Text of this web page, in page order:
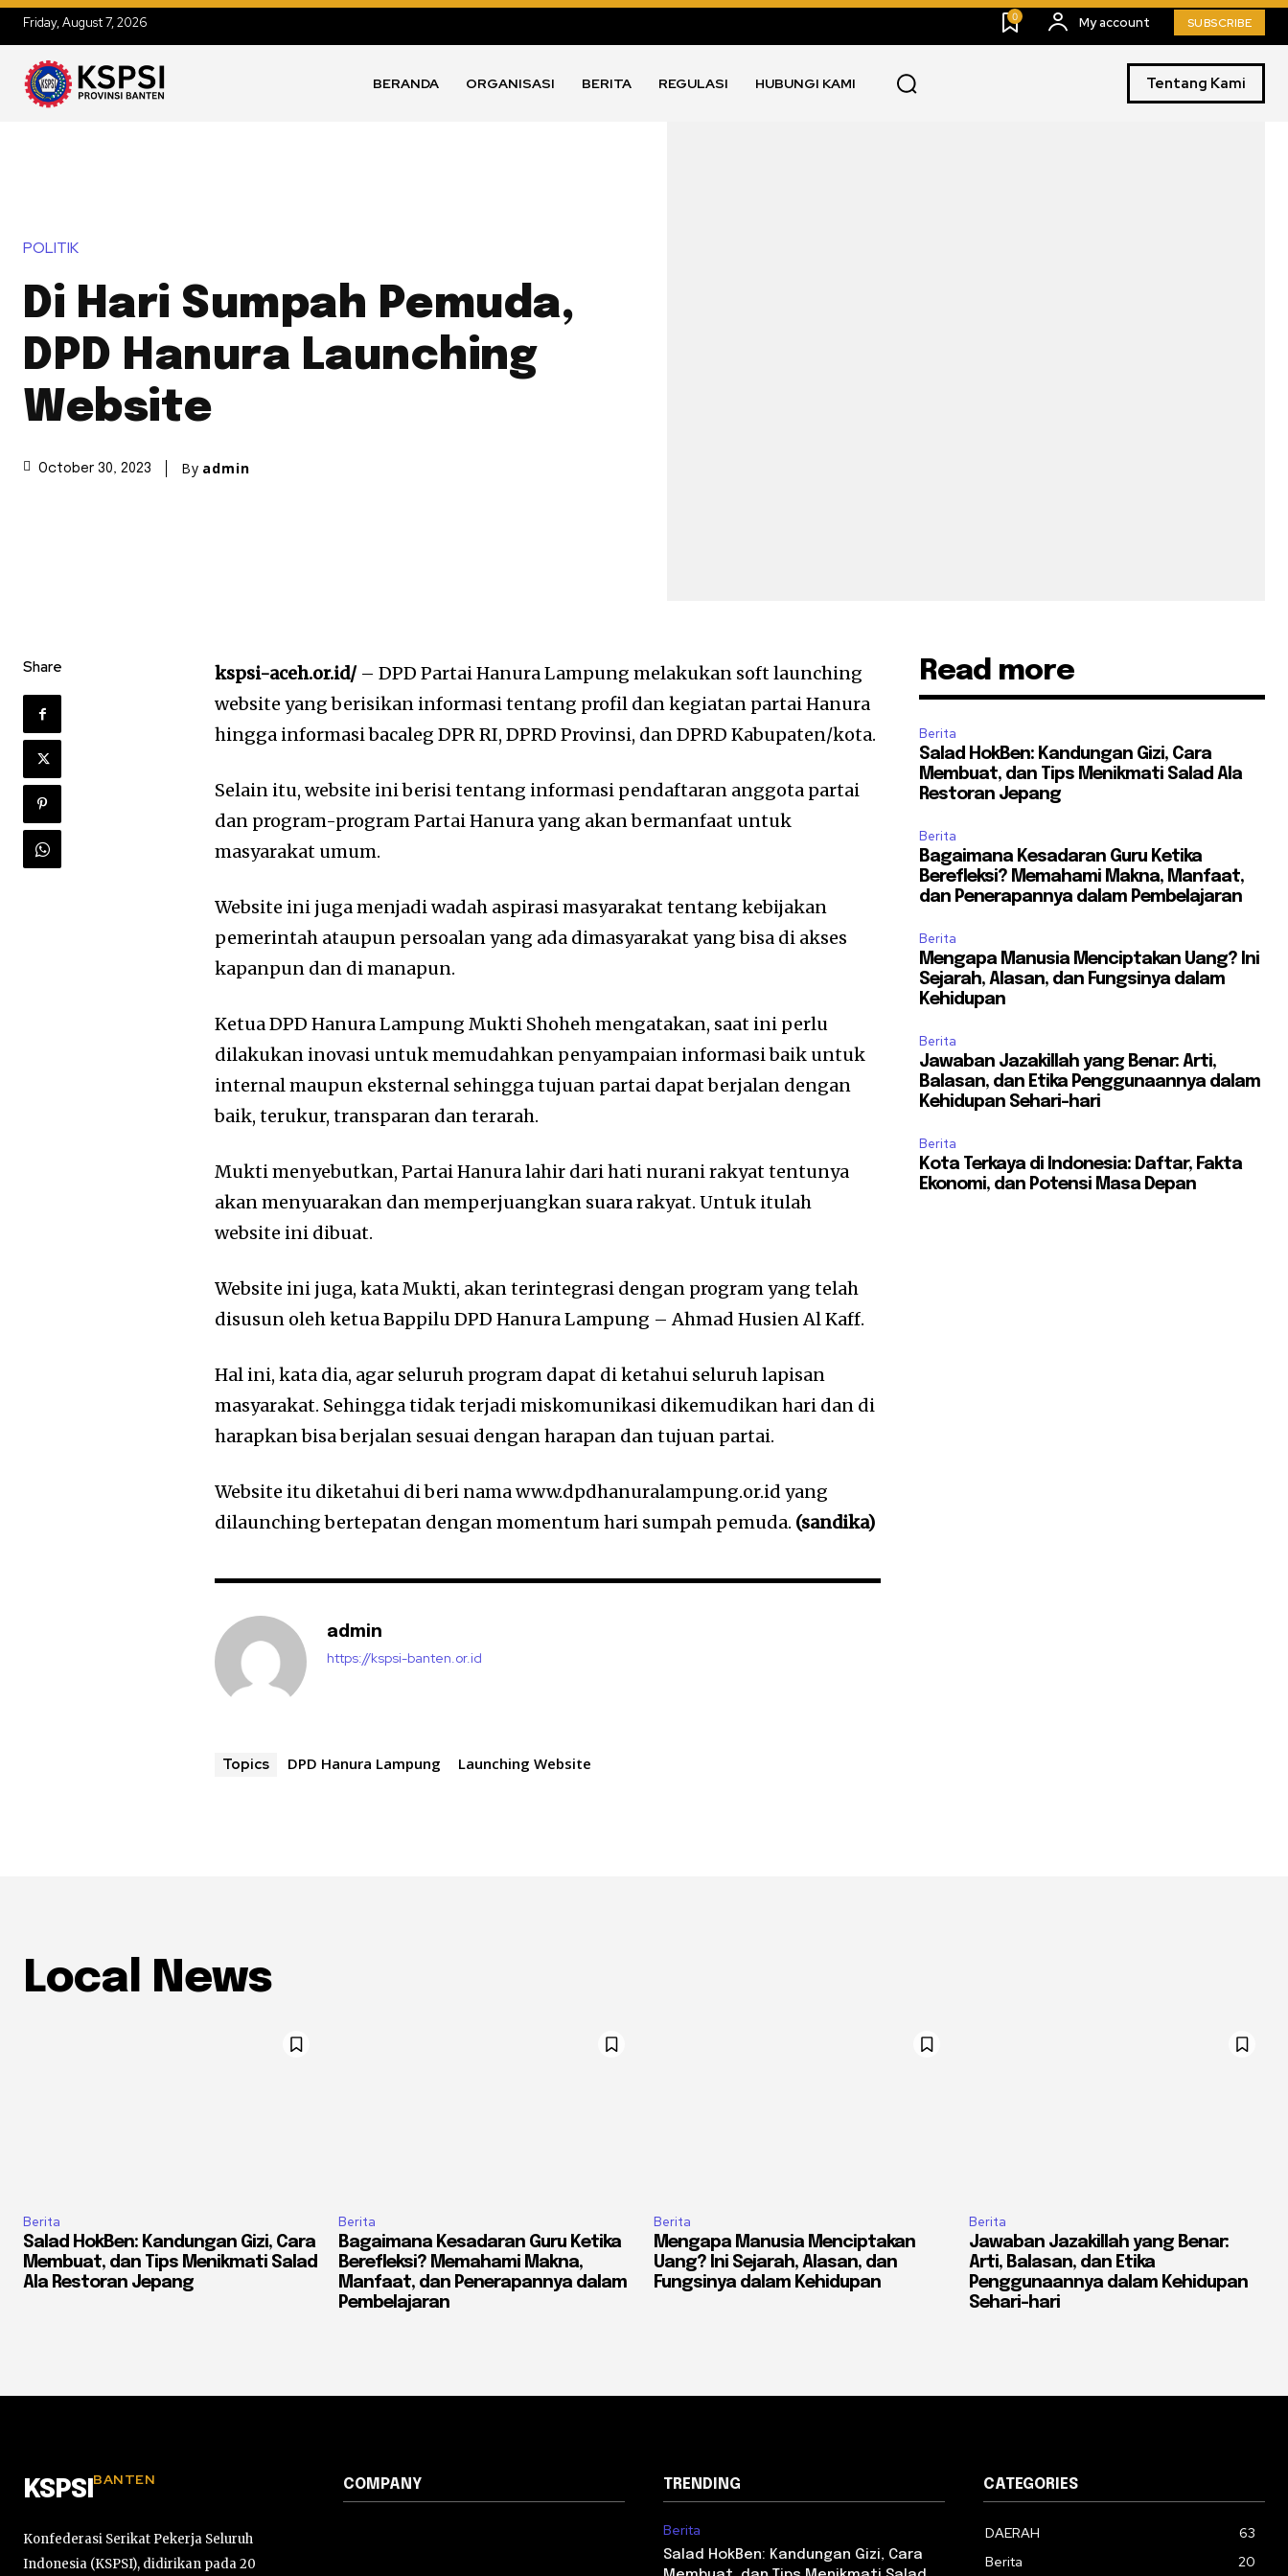
Friday, August 7, 2026 0 My account SUBSCRIBE
BERANDA ORGANISASI BERITA REGULASI HUBUNGI KAMI Tentang Kami
POLITIK
Di Hari Sumpah Pemuda,
DPD Hanura Launching
Website
October 30, 2023 By admin
Share kspsi-aceh.or.id/– DPD Partai Hanura Lampung melakukan soft launching
website yang berisikan informasi tentang profil dan kegiatan partai Hanura
hingga informasi bacaleg DPR RI, DPRD Provinsi, dan DPRD Kabupaten/kota.
Selain itu, website ini berisi tentang informasi pendaftaran anggota partai
dan program-program Partai Hanura yang akan bermanfaat untuk
masyarakat umum.
Website ini juga menjadi wadah aspirasi masyarakat tentang kebijakan
pemerintah ataupun persoalan yang ada dimasyarakat yang bisa di akses
kapanpun dan di manapun.
Ketua DPD Hanura Lampung Mukti Shoheh mengatakan, saat ini perlu
dilakukan inovasi untuk memudahkan penyampaian informasi baik untuk
internal maupun eksternal sehingga tujuan partai dapat berjalan dengan
baik, terukur, transparan dan terarah.
Mukti menyebutkan, Partai Hanura lahir dari hati nurani rakyat tentunya
akan menyuarakan dan memperjuangkan suara rakyat. Untuk itulah
website ini dibuat.
Website ini juga, kata Mukti, akan terintegrasi dengan program yang telah
disusun oleh ketua Bappilu DPD Hanura Lampung – Ahmad Husien Al Kaff.
Hal ini, kata dia, agar seluruh program dapat di ketahui seluruh lapisan
masyarakat. Sehingga tidak terjadi miskomunikasi dikemudikan hari dan di
harapkan bisa berjalan sesuai dengan harapan dan tujuan partai.
Website itu diketahui di beri nama www.dpdhanuralampung.or.id yang
dilaunching bertepatan dengan momentum hari sumpah pemuda. (sandika)
admin
https://kspsi-banten.or.id
Topics DPD Hanura Lampung Launching Website
Read more
Berita
Salad HokBen: Kandungan Gizi, Cara
Membuat, dan Tips Menikmati Salad Ala
Restoran Jepang
Berita
Bagaimana Kesadaran Guru Ketika
Berefleksi? Memahami Makna, Manfaat,
dan Penerapannya dalam Pembelajaran
Berita
Mengapa Manusia Menciptakan Uang? Ini
Sejarah, Alasan, dan Fungsinya dalam
Kehidupan
Berita
Jawaban Jazakillah yang Benar: Arti,
Balasan, dan Etika Penggunaannya dalam
Kehidupan Sehari-hari
Berita
Kota Terkaya di Indonesia: Daftar, Fakta
Ekonomi, dan Potensi Masa Depan
Local News
Berita
Salad HokBen: Kandungan Gizi, Cara
Membuat, dan Tips Menikmati Salad
Ala Restoran Jepang
Berita
Bagaimana Kesadaran Guru Ketika
Berefleksi? Memahami Makna,
Manfaat, dan Penerapannya dalam
Pembelajaran
Berita
Mengapa Manusia Menciptakan
Uang? Ini Sejarah, Alasan, dan
Fungsinya dalam Kehidupan
Berita
Jawaban Jazakillah yang Benar:
Arti, Balasan, dan Etika
Penggunaannya dalam Kehidupan
Sehari-hari
KSPSI BANTEN
Konfederasi Serikat Pekerja Seluruh
Indonesia (KSPSI), didirikan pada 20
COMPANY TRENDING
Berita
Salad HokBen: Kandungan Gizi, Cara
CATEGORIES
DAERAH
63
Berita
20